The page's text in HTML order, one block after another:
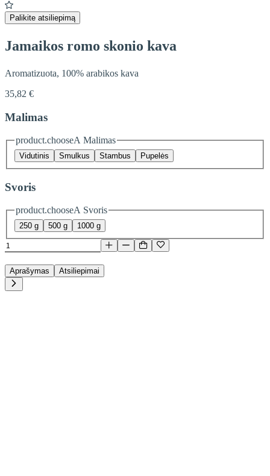
Palikite atsiliepimą
Jamaikos romo skonio kava
Aromatizuota, 100% arabikos kava
35,82 €
Malimas
product.chooseA Malimas
Vidutinis Smulkus Stambus Pupelės
Svoris
product.chooseA Svoris
250 g 500 g 1000 g
Aprašymas Atsiliepimai